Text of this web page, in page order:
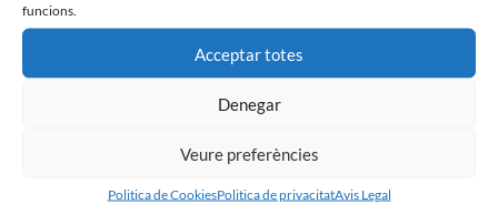
funcions.
Acceptar totes
Denegar
Veure preferències
Politica de CookiesPolitica de privacitatAvis Legal
𝑽𝒆𝒏𝒊𝒎 𝒅’𝒖𝒏𝒂 𝒈𝒓𝒂𝒏 𝒃𝒂𝒕𝒂𝒍𝒍𝒂…𝒊 𝒂𝒏𝒆𝒎 𝒂 𝒑𝒆𝒓 𝒍𝒂 𝒔𝒆𝒈𝒖̈𝒆𝒏𝒕